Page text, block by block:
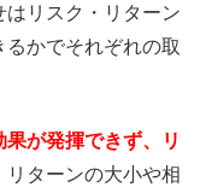
リスク・リターン
かでそれぞれの取
が発揮できず、リ
リターンの大小や相